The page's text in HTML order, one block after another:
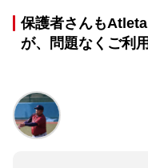
保護者さんも
が、問題なくご利